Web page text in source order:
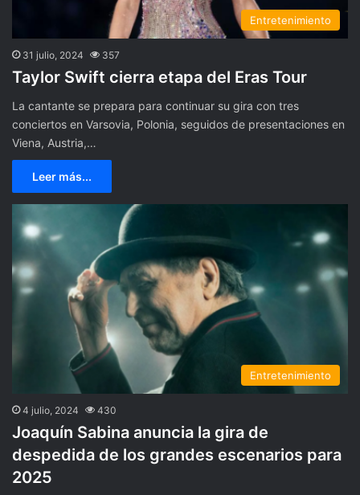
Entretenimiento
31 julio, 2024 357
Taylor Swift cierra etapa del Eras Tour
La cantante se prepara para continuar su gira con tres
conciertos en Varsovia, Polonia, seguidos de presentaciones en
Viena, Austria,…
Leer más...
Entretenimiento
4 julio, 2024 430
Joaquín Sabina anuncia la gira de
despedida de los grandes escenarios para
2025